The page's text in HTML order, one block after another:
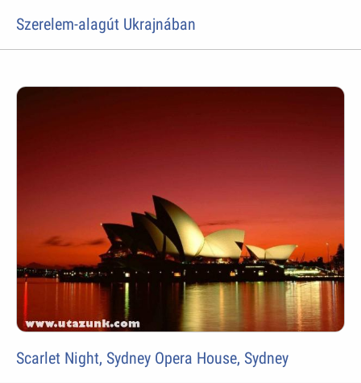
Szerelem-alagút Ukrajnában
Scarlet Night, Sydney Opera House, Sydney